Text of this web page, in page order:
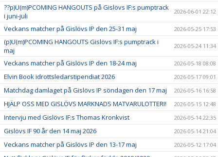
??p)U(m)PCOMING HANGOUTS på Gislövs IF:s pumptrack
i juni-juli
2026-06-01 22:12
Veckans matcher på Gislövs IP den 25-31 maj 2026-05-25 17:53
(p)U(m)PCOMING HANGOUTS Gislövs IF:s pumptrack i
maj
2026-05-24 11:34
Veckans matcher på Gislövs IP den 18-24 maj 2026-05-18 08:08
Elvin Book idrottsledarstipendiat 2026 2026-05-17 09:01
Matchdag damlaget på Gislövs IP söndagen den 17 maj 2026-05-16 16:58
HJÄLP OSS MED GISLÖVS MARKNADS MATVARULOTTERI! 2026-05-15 12:48
Intervju med Gislövs IF:s Thomas Kronkvist 2026-05-14 22:35
Gislövs IF 90 år den 14 maj 2026 2026-05-14 21:04
Veckans matcher på Gislövs IP den 13-17 maj 2026-05-12 17:04